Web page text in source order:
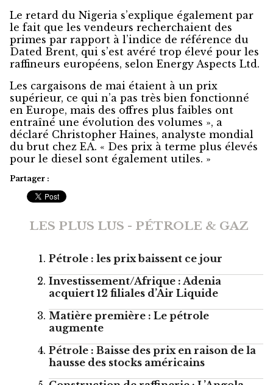
Le retard du Nigeria s’explique également par
le fait que les vendeurs recherchaient des
primes par rapport à l’indice de référence du
Dated Brent, qui s’est avéré trop élevé pour les
raffineurs européens, selon Energy Aspects Ltd.
Les cargaisons de mai étaient à un prix
supérieur, ce qui n’a pas très bien fonctionné
en Europe, mais des offres plus faibles ont
entraîné une évolution des volumes », a
déclaré Christopher Haines, analyste mondial
du brut chez EA. « Des prix à terme plus élevés
pour le diesel sont également utiles. »
Partager :
LES PLUS LUS - PÉTROLE & GAZ
Pétrole : les prix baissent ce jour
Investissement/Afrique : Adenia
acquiert 12 filiales d’Air Liquide
Matière première : Le pétrole
augmente
Pétrole : Baisse des prix en raison de la
hausse des stocks américains